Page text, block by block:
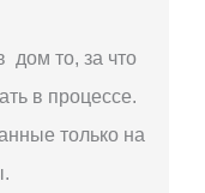
дом то, за что
в процессе.
только на